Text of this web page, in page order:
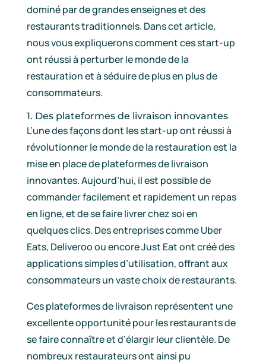
dominé par de grandes enseignes et des
restaurants traditionnels. Dans cet article,
nous vous expliquerons comment ces start-up
ont réussi à perturber le monde de la
restauration et à séduire de plus en plus de
consommateurs.
1. Des plateformes de livraison innovantes
L’une des façons dont les start-up ont réussi à
révolutionner le monde de la restauration est la
mise en place de plateformes de livraison
innovantes. Aujourd’hui, il est possible de
commander facilement et rapidement un repas
en ligne, et de se faire livrer chez soi en
quelques clics. Des entreprises comme Uber
Eats, Deliveroo ou encore Just Eat ont créé des
applications simples d’utilisation, offrant aux
consommateurs un vaste choix de restaurants.
Ces plateformes de livraison représentent une
excellente opportunité pour les restaurants de
se faire connaître et d’élargir leur clientèle. De
nombreux restaurateurs ont ainsi pu